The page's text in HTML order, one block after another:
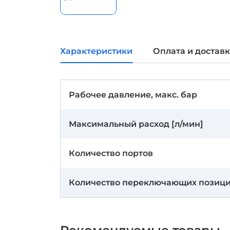
Характеристики Оплата и
Рабочее давление, макс. бар
Максимальный расход [л/мин]
Количество портов
Количество переключающих